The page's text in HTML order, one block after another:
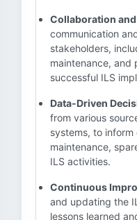
Collaboration
communication
stakeholders,
maintenance, and
successful ILS
Data-Driven
from various
systems, to
maintenance,
ILS activities.
Continuous
and updating the
lessons learned